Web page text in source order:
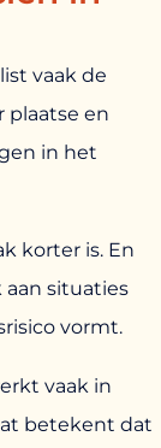
vaak de
plaatse en
in het
korter is. En
situaties
vormt.
vaak in
betekent dat